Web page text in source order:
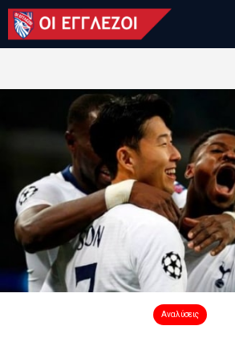
LONDON CALLING
ΚΑΤΗΓΟΡΙΕΣ
ΒΑΘΜΟΛΟΓΙΕΣ
ΟΜΑΔΕΣ
ΠΟΙΟΙ ΕΙΜΑΣΤΕ
Αναλύσεις